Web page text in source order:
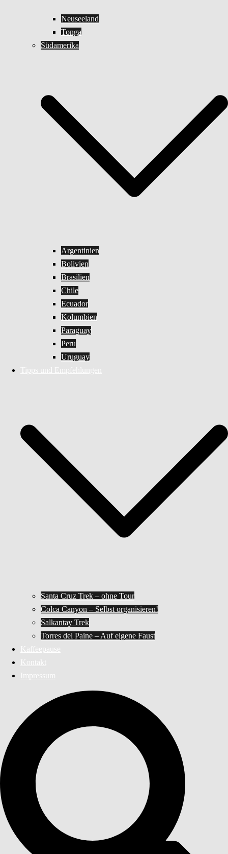
Neuseeland
Tonga
Südamerika
Argentinien
Bolivien
Brasilien
Chile
Ecuador
Kolumbien
Paraguay
Peru
Uruguay
Tipps und Empfehlungen
Santa Cruz Trek – ohne Tour
Colca Canyon – Selbst organisieren!
Salkantay Trek
Torres del Paine – Auf eigene Faust
Kaffeepause
Kontakt
Impressum